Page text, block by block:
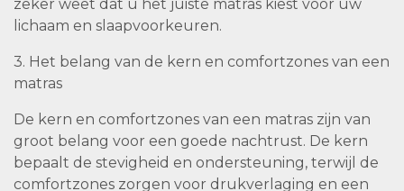
zeker weet dat u het juiste matras kiest voor uw
lichaam en slaapvoorkeuren.
3. Het belang van de kern en comfortzones van een
matras
De kern en comfortzones van een matras zijn van
groot belang voor een goede nachtrust. De kern
bepaalt de stevigheid en ondersteuning, terwijl de
comfortzones zorgen voor drukverlaging en een